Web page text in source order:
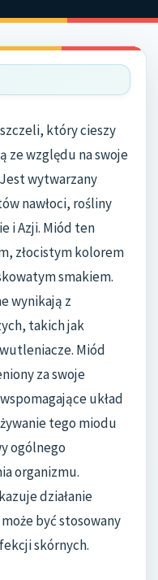
który cieszy
ze względu na swoje
wytwarzany
nawłoci, rośliny
i Azji. Miód ten
złocistym kolorem
smakiem.
wynikają z
takich jak
Miód
za swoje
układ
tego miodu
ogólnego
organizmu.
działanie
być stosowany
skórnych.